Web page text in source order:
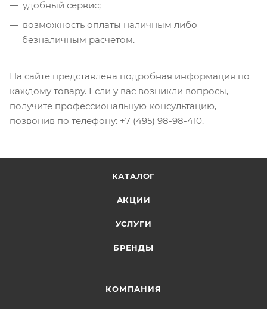
удобный сервис;
возможность оплаты наличным либо
безналичным расчетом.
На сайте представлена подробная информация по
каждому товару. Если у вас возникли вопросы,
получите профессиональную консультацию,
позвонив по телефону: +7 (495) 98-98-410.
КАТАЛОГ
АКЦИИ
УСЛУГИ
БРЕНДЫ
КОМПАНИЯ